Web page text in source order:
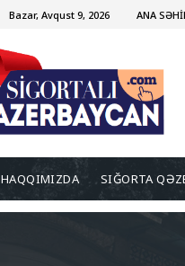
Bazar, Avqust 9, 2026 ANA
HAQQIMIZDA SIĞORTA